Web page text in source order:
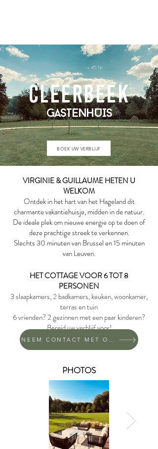
CLEERBEEK
GASTENHUIS
BOEK UW VERBLIJF
VIRGINIE & GUILLAUME HETEN U
WELKOM
Ontdek in het hart van het Hageland dit
charmante vakantiehuisje, midden in de natuur.
De ideale plek om nieuwe energie op te doen of
deze prachtige streek te verkennen.
Slechts 30 minuten van Brussel en 15 minuten
van Leuven.
HET COTTAGE VOOR 6 TOT 8
PERSONEN
3 slaapkamers, 2 badkamers, keuken, woonkamer,
terras en tuin
6 vrienden? 2 gezinnen met een paar kinderen?
Bereid uw verblijf voor!
NEEM CONTACT MET ONS OP!
PHOTOS